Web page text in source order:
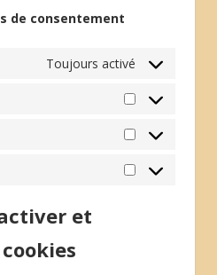
de consentement
Toujours activé
Préférences
Statistiques
Marketing
et